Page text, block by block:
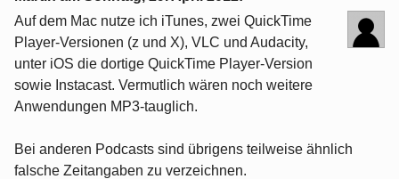
Auf dem Mac nutze ich iTunes, zwei QuickTime
Player-Versionen (z und X), VLC und Audacity,
unter iOS die dortige QuickTime Player-Version
sowie Instacast. Vermutlich wären noch weitere
Anwendungen MP3-tauglich.
Bei anderen Podcasts sind übrigens teilweise ähnlich
falsche Zeitangaben zu verzeichnen.